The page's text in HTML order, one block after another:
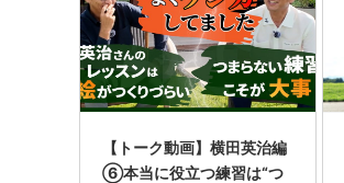
【トーク動画】横田英治編
⑥本当に役立つ練習は“つ